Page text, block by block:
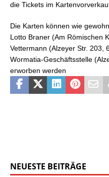
die Tickets im
Die Karten können wie
Lotto Braner (Am Römischen
Vettermann (Alzeyer Str. 203,
Wormatia-Geschäftsstelle
erworben werden
NEUESTE BEITRÄGE